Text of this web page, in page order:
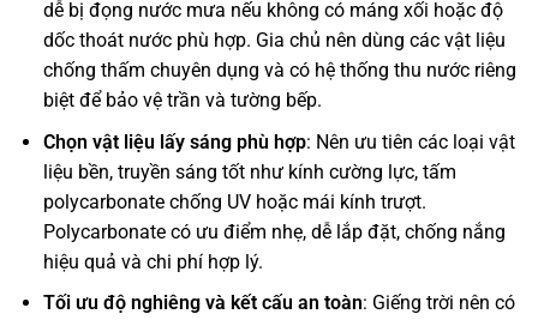
dễ bị đọng nước mưa nếu không có máng xối hoặc độ
dốc thoát nước phù hợp. Gia chủ nên dùng các vật liệu
chống thấm chuyên dụng và có hệ thống thu nước riêng
biệt để bảo vệ trần và tường bếp.
Chọn vật liệu lấy sáng phù hợp: Nên ưu tiên các loại vật
liệu bền, truyền sáng tốt như kính cường lực, tấm
polycarbonate chống UV hoặc mái kính trượt.
Polycarbonate có ưu điểm nhẹ, dễ lắp đặt, chống nắng
hiệu quả và chi phí hợp lý.
Tối ưu độ nghiêng và kết cấu an toàn: Giếng trời nên có